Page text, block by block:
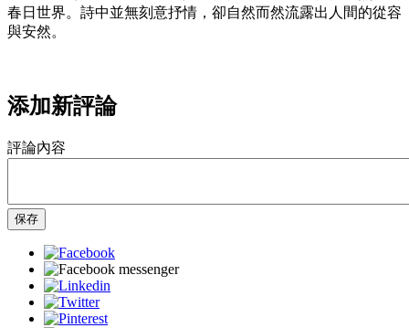
春日世界。詩中並無刻意抒情，卻自然而然流露出人間的從容
與安然。
添加新評論
評論內容
保存